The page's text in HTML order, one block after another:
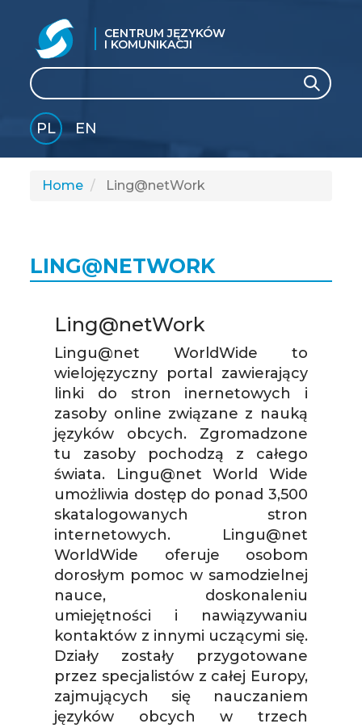
CENTRUM JĘZYKÓW
I KOMUNIKACJI
Search Search
PL
EN
Home Ling@netWork
LING@NETWORK
Ling@netWork
Lingu@net WorldWide to
wielojęzyczny portal zawierający
linki do stron inernetowych i
zasoby online związane z nauką
języków obcych. Zgromadzone
tu zasoby pochodzą z całego
świata. Lingu@net World Wide
umożliwia dostęp do ponad 3,500
skatalogowanych stron
internetowych. Lingu@net
WorldWide oferuje osobom
dorosłym pomoc w samodzielnej
nauce, doskonaleniu
umiejętności i nawiązywaniu
kontaktów z innymi uczącymi się.
Działy zostały przygotowane
przez specjalistów z całej Europy,
zajmujących się nauczaniem
języków obcych w trzech